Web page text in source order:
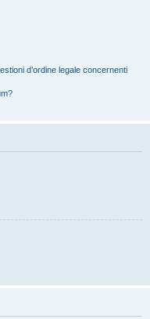
d’ordine legale concernenti